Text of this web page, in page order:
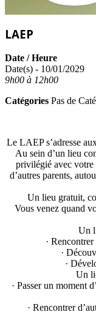
LAEP
Date / Heure
Date(s) - 10/01/2029
9h00 à 12h00
Catégories Pas de
Le LAEP s’adresse
Au sein d’un lieu
privilégié avec votre
d’autres parents,
Un lieu gratuit,
Vous venez quand
Un
· Rencontrer
·
·
Un
· Passer un moment
· Rencontrer